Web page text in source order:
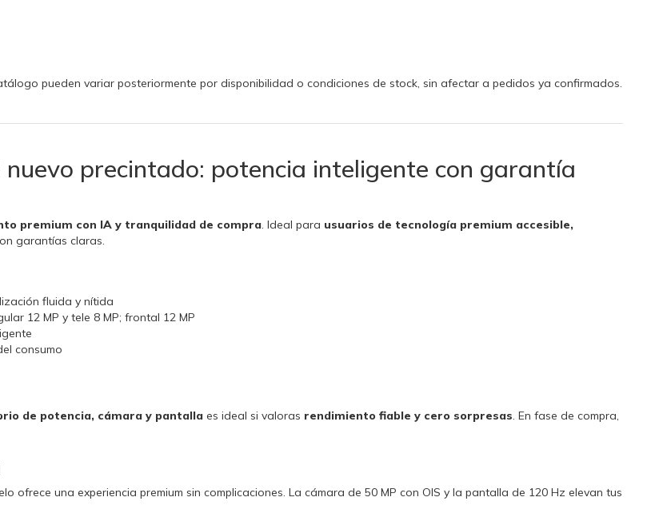
pueden variar posteriormente por disponibilidad o condiciones de stock, sin afectar a pedidos ya confirmados.
precintado: potencia inteligente con garantía
premium con IA y tranquilidad de compra. Ideal para usuarios de tecnología premium accesible,
garantías claras.
fluida y nítida
12 MP y tele 8 MP; frontal 12 MP
consumo
de potencia, cámara y pantalla es ideal si valoras rendimiento fiable y cero sorpresas. En fase de compra,
ofrece una experiencia premium sin complicaciones. La cámara de 50 MP con OIS y la pantalla de 120 Hz elevan tus